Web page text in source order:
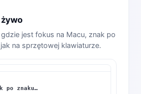
jest fokus na Macu, znak po
na sprzętowej klawiaturze.
po znaku…